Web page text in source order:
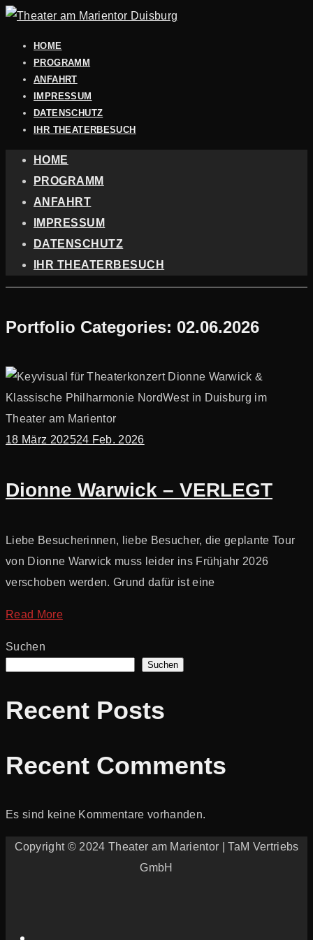
HOME
PROGRAMM
ANFAHRT
IMPRESSUM
DATENSCHUTZ
IHR THEATERBESUCH
HOME
PROGRAMM
ANFAHRT
IMPRESSUM
DATENSCHUTZ
IHR THEATERBESUCH
Portfolio Categories: 02.06.2026
18 März 202524 Feb. 2026
Dionne Warwick – VERLEGT
Liebe Besucherinnen, liebe Besucher, die geplante Tour
von Dionne Warwick muss leider ins Frühjahr 2026
verschoben werden. Grund dafür ist eine
Read More
Suchen
Suchen
Recent Posts
Recent Comments
Es sind keine Kommentare vorhanden.
Copyright © 2024 Theater am Marientor | TaM Vertriebs
GmbH